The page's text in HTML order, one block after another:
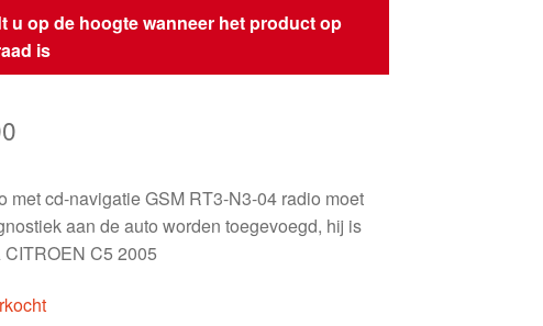
u op de hoogte wanneer het product op
is
met cd-navigatie GSM RT3-N3-04 radio moet
aan de auto worden toegevoegd, hij is
C5 2005